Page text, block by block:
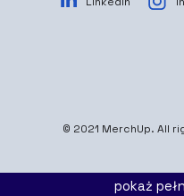
© 2021 MerchUp. All
pokaż